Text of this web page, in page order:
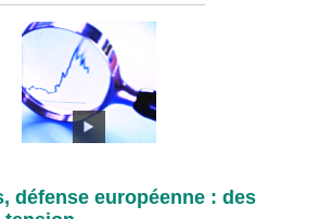
défense européenne : des